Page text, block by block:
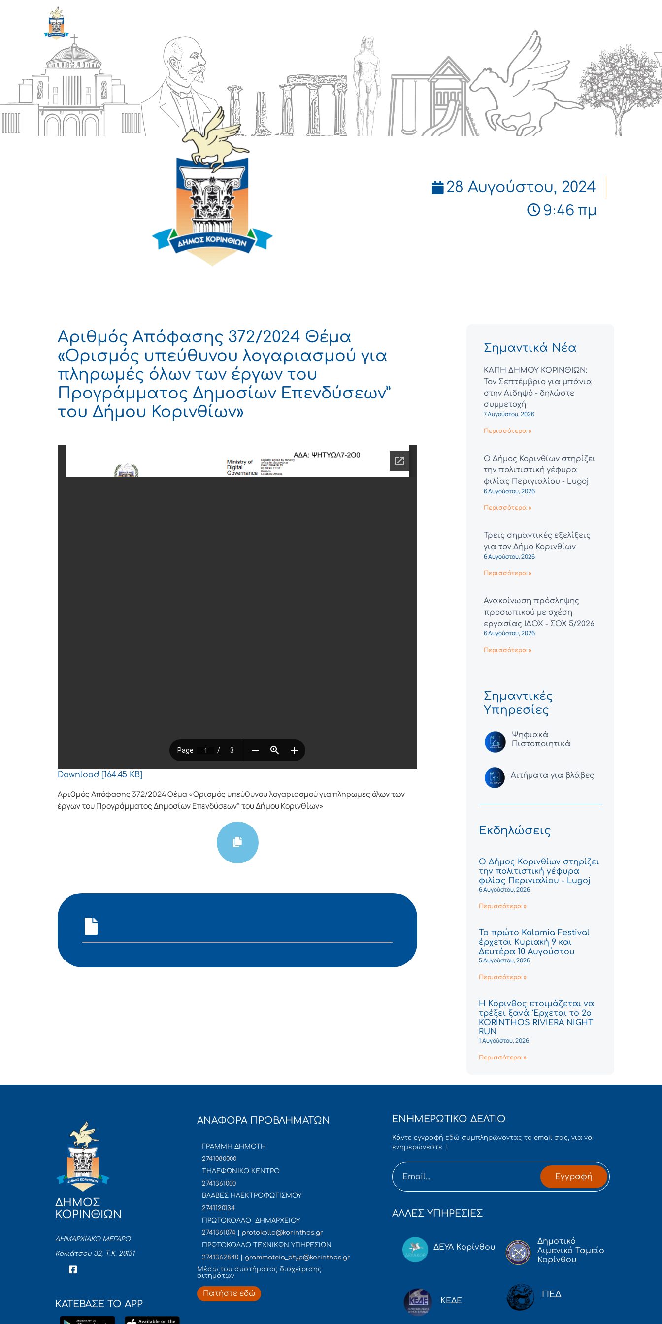
28 Αυγούστου, 2024
9:46 πμ
Αριθμός Απόφασης 372/2024 Θέμα
«Ορισμός υπεύθυνου λογαριασμού για
πληρωμές όλων των έργων του
Προγράμματος Δημοσίων Επενδύσεων”
του Δήμου Κορινθίων»
Download [164.45 KB]
Αριθμός Απόφασης 372/2024 Θέμα «Ορισμός υπεύθυνου λογαριασμού για πληρωμές όλων των
έργων του Προγράμματος Δημοσίων Επενδύσεων” του Δήμου Κορινθίων»
Σημαντικά Νέα
ΚΑΠΗ ΔΗΜΟΥ ΚΟΡΙΝΘΙΩΝ:
Τον Σεπτέμβριο για μπάνια
στην Αιδηψό - δηλώστε
συμμετοχή
7 Αυγούστου, 2026
Περισσότερα »
Ο Δήμος Κορινθίων στηρίζει
την πολιτιστική γέφυρα
φιλίας Περιγιαλίου - Lugoj
6 Αυγούστου, 2026
Περισσότερα »
Τρεις σημαντικές εξελίξεις
για τον Δήμο Κορινθίων
6 Αυγούστου, 2026
Περισσότερα »
Ανακοίνωση πρόσληψης
προσωπικού με σχέση
εργασίας ΙΔΟΧ - ΣΟΧ 5/2026
6 Αυγούστου, 2026
Περισσότερα »
Σημαντικές
Υπηρεσίες
Ψηφιακά
Πιστοποιητικά
Αιτήματα για βλάβες
Εκδηλώσεις
Ο Δήμος Κορινθίων στηρίζει
την πολιτιστική γέφυρα
φιλίας Περιγιαλίου - Lugoj
6 Αυγούστου, 2026
Περισσότερα »
Το πρώτο Kalamia Festival
έρχεται Κυριακή 9 και
Δευτέρα 10 Αυγούστου
5 Αυγούστου, 2026
Περισσότερα »
Η Κόρινθος ετοιμάζεται να
τρέξει ξανά! Έρχεται το 2ο
KORINTHOS RIVIERA NIGHT
RUN
1 Αυγούστου, 2026
Περισσότερα »
ΔΗΜΟΣ
ΚΟΡΙΝΘΙΩΝ
ΔΗΜΑΡΧΙΑΚΟ ΜΕΓΑΡΟ
Κολιάτσου 32, Τ.Κ. 20131
ΚΑΤΕΒΑΣΕ ΤΟ APP
ΑΝΑΦΟΡΑ ΠΡΟΒΛΗΜΑΤΩΝ
ΓΡΑΜΜΗ ΔΗΜΟΤΗ
2741080000
ΤΗΛΕΦΩΝΙΚΟ ΚΕΝΤΡΟ
2741361000
ΒΛΑΒΕΣ ΗΛΕΚΤΡΟΦΩΤΙΣΜΟΥ
2741120134
ΠΡΩΤΟΚΟΛΛΟ ΔΗΜΑΡΧΕΙΟΥ
2741361074 | protokollo@korinthos.gr
ΠΡΩΤΟΚΟΛΛΟ ΤΕΧΝΙΚΩΝ ΥΠΗΡΕΣΙΩΝ
2741362840 | grammateia_dtyp@korinthos.gr
Mέσω του συστήματος διαχείρισης
αιτημάτων
Πατήστε εδώ
ΕΝΗΜΕΡΩΤΙΚΟ ΔΕΛΤΙΟ
Κάντε εγγραφή εδώ συμπληρώνοντας το email σας, για να
ενημερώνεστε !
Εγγραφή
ΑΛΛΕΣ ΥΠΗΡΕΣΙΕΣ
ΔΕΥΑ Κορίνθου
Δημοτικό
Λιμενικό Ταμείο
Κορίνθου
ΚΕΔΕ
ΠΕΔ